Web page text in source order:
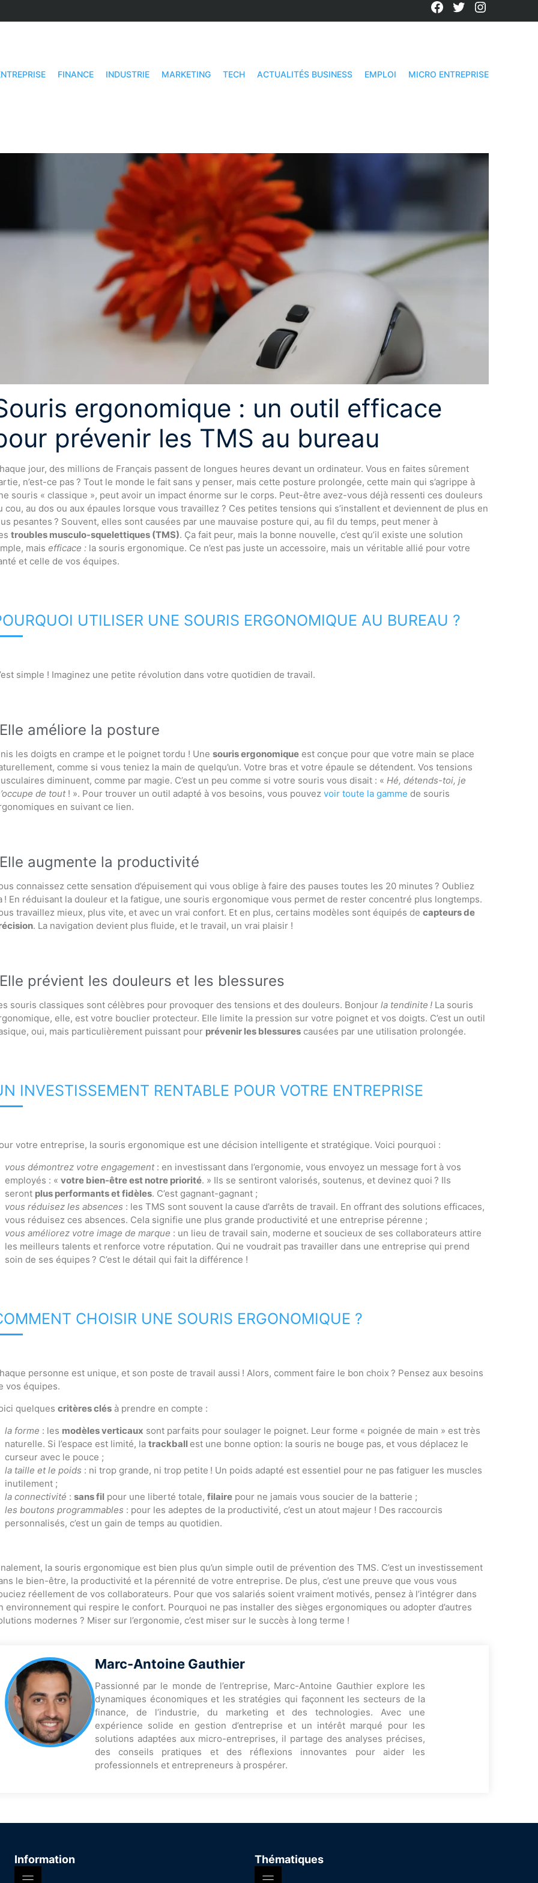
Facebook
Twitter
FINANCE INDUSTRIE MARKETING TECH ACTUALITÉS BUSINESS EMPLOI MICRO ENTREPRISE
ergonomique : un outil efficace
prévenir les TMS au bureau
jour, des millions de Français passent de longues heures devant un ordinateur. Vous en faites sûrement
n’est-ce pas ? Tout le monde le fait sans y penser, mais cette posture prolongée, cette main qui s’agrippe à
souris « classique », peut avoir un impact énorme sur le corps. Peut-être avez-vous déjà ressenti ces douleurs
cou, au dos ou aux épaules lorsque vous travaillez ? Ces petites tensions qui s’installent et deviennent de plus en
pesantes ? Souvent, elles sont causées par une mauvaise posture qui, au fil du temps, peut mener à
troubles musculo-squelettiques (TMS). Ça fait peur, mais la bonne nouvelle, c’est qu’il existe une solution
mais efficace : la souris ergonomique. Ce n’est pas juste un accessoire, mais un véritable allié pour votre
et celle de vos équipes.
UTILISER UNE SOURIS ERGONOMIQUE AU BUREAU ?
simple ! Imaginez une petite révolution dans votre quotidien de travail.
Elle améliore la posture
les doigts en crampe et le poignet tordu ! Une souris ergonomique est conçue pour que votre main se place
comme si vous teniez la main de quelqu’un. Votre bras et votre épaule se détendent. Vos tensions
diminuent, comme par magie. C’est un peu comme si votre souris vous disait : « Hé, détends-toi, je
de tout! ». Pour trouver un outil adapté à vos besoins, vous pouvez voir toute la gamme de souris
en suivant ce lien.
Elle augmente la productivité
connaissez cette sensation d’épuisement qui vous oblige à faire des pauses toutes les 20 minutes ? Oubliez
! En réduisant la douleur et la fatigue, une souris ergonomique vous permet de rester concentré plus longtemps.
travaillez mieux, plus vite, et avec un vrai confort. Et en plus, certains modèles sont équipés de capteurs de
. La navigation devient plus fluide, et le travail, un vrai plaisir !
Elle prévient les douleurs et les blessures
souris classiques sont célèbres pour provoquer des tensions et des douleurs. Bonjour la tendinite ! La souris
elle, est votre bouclier protecteur. Elle limite la pression sur votre poignet et vos doigts. C’est un outil
oui, mais particulièrement puissant pour prévenir les blessures causées par une utilisation prolongée.
INVESTISSEMENT RENTABLE POUR VOTRE ENTREPRISE
votre entreprise, la souris ergonomique est une décision intelligente et stratégique. Voici pourquoi :
vous démontrez votre engagement: en investissant dans l’ergonomie, vous envoyez un message fort à vos
employés : « votre bien-être est notre priorité. » Ils se sentiront valorisés, soutenus, et devinez quoi ? Ils
seront plus performants et fidèles. C’est gagnant-gagnant ;
vous réduisez les absences : les TMS sont souvent la cause d’arrêts de travail. En offrant des solutions efficaces,
vous réduisez ces absences. Cela signifie une plus grande productivité et une entreprise pérenne ;
vous améliorez votre image de marque : un lieu de travail sain, moderne et soucieux de ses collaborateurs attire
les meilleurs talents et renforce votre réputation. Qui ne voudrait pas travailler dans une entreprise qui prend
soin de ses équipes ? C’est le détail qui fait la différence !
CHOISIR UNE SOURIS ERGONOMIQUE ?
personne est unique, et son poste de travail aussi ! Alors, comment faire le bon choix ? Pensez aux besoins
vos équipes.
quelques critères clés à prendre en compte :
la forme : les modèles verticaux sont parfaits pour soulager le poignet. Leur forme « poignée de main » est très
naturelle. Si l’espace est limité, la trackball est une bonne option: la souris ne bouge pas, et vous déplacez le
curseur avec le pouce ;
la taille et le poids : ni trop grande, ni trop petite ! Un poids adapté est essentiel pour ne pas fatiguer les muscles
inutilement ;
la connectivité : sans fil pour une liberté totale, filaire pour ne jamais vous soucier de la batterie ;
les boutons programmables : pour les adeptes de la productivité, c’est un atout majeur ! Des raccourcis
personnalisés, c’est un gain de temps au quotidien.
la souris ergonomique est bien plus qu’un simple outil de prévention des TMS. C’est un investissement
le bien-être, la productivité et la pérennité de votre entreprise. De plus, c’est une preuve que vous vous
réellement de vos collaborateurs. Pour que vos salariés soient vraiment motivés, pensez à l’intégrer dans
environnement qui respire le confort. Pourquoi ne pas installer des sièges ergonomiques ou adopter d’autres
modernes ? Miser sur l’ergonomie, c’est miser sur le succès à long terme !
Marc-Antoine Gauthier
Passionné par le monde de l’entreprise, Marc-Antoine Gauthier explore les
dynamiques économiques et les stratégies qui façonnent les secteurs de la
finance, de l’industrie, du marketing et des technologies. Avec une
expérience solide en gestion d’entreprise et un intérêt marqué pour les
solutions adaptées aux micro-entreprises, il partage des analyses précises,
des conseils pratiques et des réflexions innovantes pour aider les
professionnels et entrepreneurs à prospérer.
Information Thématiques